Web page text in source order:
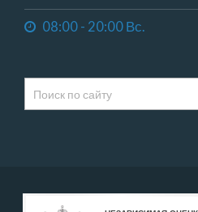
08:00 - 20:00 Вс.